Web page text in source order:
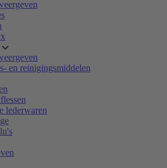
en reinigingsmiddelen
lederwaren